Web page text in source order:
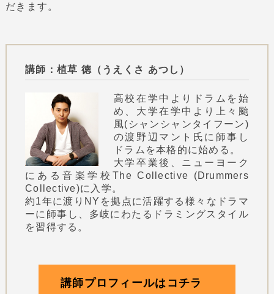
だきます。
講師：植草 徳（うえくさ あつし）
高校在学中よりドラムを始
め、大学在学中より上々颱
風(シャンシャンタイフーン)
の渡野辺マント氏に師事し
ドラムを本格的に始める。
大学卒業後、ニューヨーク
にある音楽学校The Collective (Drummers
Collective)に入学。
約1年に渡りNYを拠点に活躍する様々なドラマ
ーに師事し、多岐にわたるドラミングスタイル
を習得する。
講師プロフィールはコチラ